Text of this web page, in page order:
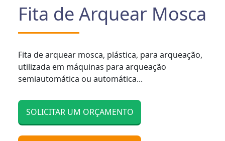
Fita de Arquear Mosca
Fita de arquear mosca, plástica, para arqueação,
utilizada em máquinas para arqueação
semiautomática ou automática...
SOLICITAR UM ORÇAMENTO